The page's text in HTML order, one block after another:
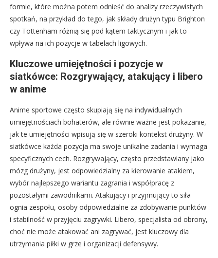
formie, które można potem odnieść do analizy rzeczywistych
spotkań, na przykład do tego, jak składy drużyn typu Brighton
czy Tottenham różnią się pod kątem taktycznym i jak to
wpływa na ich pozycje w tabelach ligowych.
Kluczowe umiejętności i pozycje w
siatkówce: Rozgrywający, atakujący i libero
w anime
Anime sportowe często skupiają się na indywidualnych
umiejętnościach bohaterów, ale równie ważne jest pokazanie,
jak te umiejętności wpisują się w szeroki kontekst drużyny. W
siatkówce każda pozycja ma swoje unikalne zadania i wymaga
specyficznych cech. Rozgrywający, często przedstawiany jako
mózg drużyny, jest odpowiedzialny za kierowanie atakiem,
wybór najlepszego wariantu zagrania i współpracę z
pozostałymi zawodnikami. Atakujący i przyjmujący to siła
ognia zespołu, osoby odpowiedzialne za zdobywanie punktów
i stabilność w przyjęciu zagrywki. Libero, specjalista od obrony,
choć nie może atakować ani zagrywać, jest kluczowy dla
utrzymania piłki w grze i organizacji defensywy.